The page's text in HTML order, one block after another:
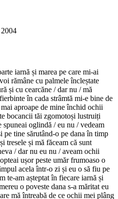
iarnă și marea pe care mi-ai
rămâne cu palmele încleștate
și cu cearcăne / dar nu / mă
în cada strâmtă mi-e bine de
aproape de mine închid ochii
bocancii tăi zgomotoși lustruiți
oglindă / eu nu / vedeam
pe tine sărutând-o pe dana în timp
tresele și mă făceam că sunt
/ dar nu eu nu / aveam ochii
ușor peste umăr frumoaso o
acela într-o zi și eu o să fiu pe
te-am așteptat în fiecare iarnă și
o poveste dana s-a măritat eu
mă întreabă de ce ochii mei plâng